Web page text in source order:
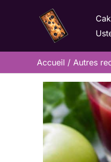
Accueil Autres